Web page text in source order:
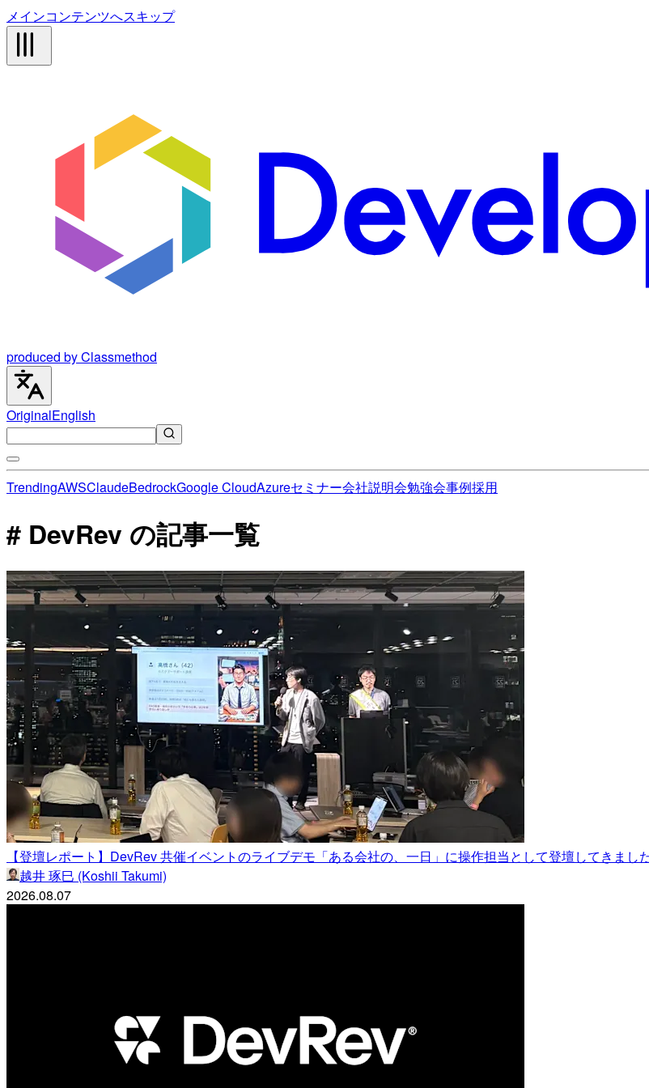
メインコンテンツへスキップ
produced by Classmethod
OriginalEnglish
TrendingAWSClaudeBedrockGoogle CloudAzureセミナー会社説明会勉強会事例採用
# DevRev の記事一覧
【登壇レポート】DevRev 共催イベントのライブデモ「ある会社の、一日」に操作担当として登壇してきまし
越井 琢巳 (Koshii Takumi)
2026.08.07